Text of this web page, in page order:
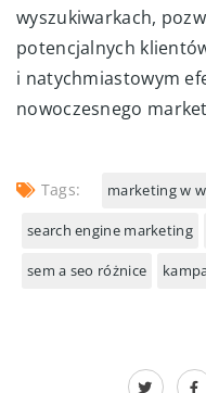
wyszukiwarkach,
potencjalnych
i natychmiastowym
nowoczesnego
Tags: marketing w
search engine marketing
sem a seo różnice